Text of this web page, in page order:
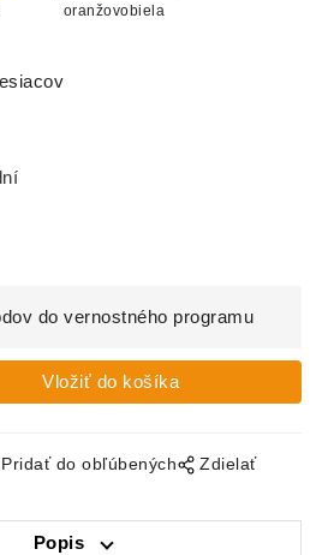
oranžovobiela
do vernostného programu
Pridať do obľúbených Zdielať
Popis